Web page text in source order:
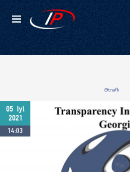
Kateqoriyalar
Ətraflı
05
Iyl
2021
14:03